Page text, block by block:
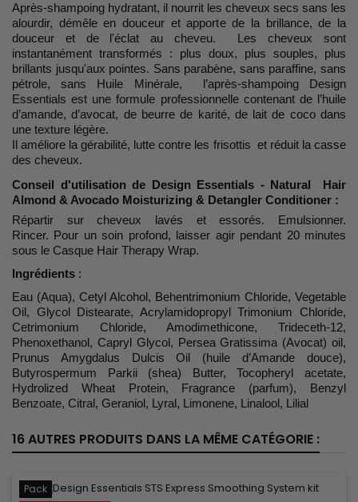
Après-shampoing hydratant, il nourrit les cheveux secs sans les
alourdir, démêle en douceur et apporte de la brillance, de la
douceur et de l'éclat au cheveu. Les cheveux sont
instantanément transformés : plus doux, plus souples, plus
brillants jusqu'aux pointes. Sans parabène, sans paraffine, sans
pétrole, sans Huile Minérale, l’après-shampoing Design
Essentials est une formule professionnelle contenant de l’huile
d’amande, d’avocat, de beurre de karité, de lait de coco dans
une texture légère.
Il améliore la gérabilité, lutte contre les frisottis et réduit la casse
des cheveux.
Conseil d'utilisationde Design Essentials - Natural Hair
Almond & Avocado Moisturizing & Detangler Conditioner :
Répartir sur cheveux lavés et essorés. Emulsionner.
Rincer. Pour un soin profond, laisser agir pendant 20 minutes
sous le Casque Hair Therapy Wrap.
Ingrédients :
Eau (Aqua), Cetyl Alcohol, Behentrimonium Chloride, Vegetable
Oil, Glycol Distearate, Acrylamidopropyl Trimonium Chloride,
Cetrimonium Chloride, Amodimethicone, Trideceth-12,
Phenoxethanol, Capryl Glycol, Persea Gratissima (Avocat) oil,
Prunus Amygdalus Dulcis Oil (huile d’Amande douce),
Butyrospermum Parkii (shea) Butter, Tocopheryl acetate,
Hydrolized Wheat Protein, Fragrance (parfum), Benzyl
Benzoate, Citral, Geraniol, Lyral, Limonene, Linalool, Lilial
16 AUTRES PRODUITS DANS LA MÊME CATÉGORIE :
Pack